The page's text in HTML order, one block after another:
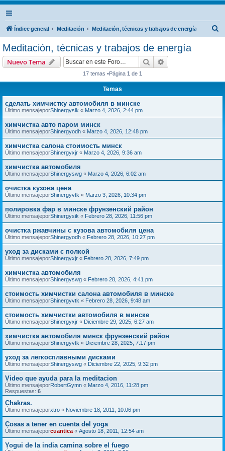
Índice general Meditación Meditación, técnicas y trabajos de energía
Meditación, técnicas y trabajos de energía
Nuevo Tema Buscar
17 temas •Página 1 de 1
Temas
сделать химчистку автомобиля в минске
Último mensajeporShinergysik « Marzo 4, 2026, 2:44 pm
химчистка авто паром минск
Último mensajeporShinergyodh « Marzo 4, 2026, 12:48 pm
химчистка салона стоимость минск
Último mensajeporShinergyxjr « Marzo 4, 2026, 9:36 am
химчистка автомобиля
Último mensajeporShinergyswg « Marzo 4, 2026, 6:02 am
очистка кузова цена
Último mensajeporShinergyvtk « Marzo 3, 2026, 10:34 pm
полировка фар в минске фрунзенский район
Último mensajeporShinergysik « Febrero 28, 2026, 11:56 pm
очистка ржавчины с кузова автомобиля цена
Último mensajeporShinergyodh « Febrero 28, 2026, 10:27 pm
уход за дисками с полкой
Último mensajeporShinergyxjr « Febrero 28, 2026, 7:49 pm
химчистка автомобиля
Último mensajeporShinergyswg « Febrero 28, 2026, 4:41 pm
стоимость химчистки салона автомобиля в минске
Último mensajeporShinergyvtk « Febrero 28, 2026, 9:48 am
стоимость химчистки автомобиля в минске
Último mensajeporShinergyxjr « Diciembre 29, 2025, 6:27 am
химчистка автомобиля минск фрунзенский район
Último mensajeporShinergyvtk « Diciembre 28, 2025, 7:17 pm
уход за легкосплавными дисками
Último mensajeporShinergyswg « Diciembre 22, 2025, 9:32 pm
Video que ayuda para la meditacion
Último mensajeporRobertGymn « Marzo 4, 2016, 11:28 pm
Respuestas: 6
Chakras.
Último mensajeporxtro « Noviembre 18, 2011, 10:06 pm
Cosas a tener en cuenta del yoga
Último mensajeporcuantica « Agosto 18, 2011, 12:54 am
Yogui de la india camina sobre el fuego